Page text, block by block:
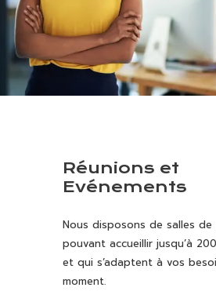
Réunions et
Evénements
Nous disposons de salles de
pouvant accueillir jusqu’à
et qui s’adaptent à vos
moment.